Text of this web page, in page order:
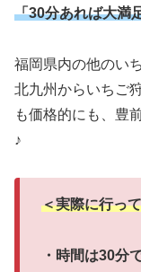
「30分あれば大満
福岡県内の他のい
北九州からいちご
も価格的にも、豊
♪
＜実際に行っ
・時間は30分